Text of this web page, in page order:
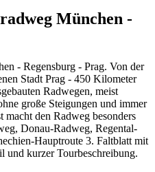
München -
- Regensburg - Prag. Von der
Stadt Prag - 450 Kilometer
Radwegen, meist
große Steigungen und immer
den Radweg besonders
Donau-Radweg, Regental-
Hauptroute 3. Faltblatt mit
und kurzer Tourbeschreibung.